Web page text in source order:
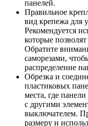
панелей.
Правильное
вид крепежа для
Рекомендуется
которые
Обратите
саморезами,
распределение
Обрезка и
пластиковых
места, где
с другими
выключателем.
размеру и